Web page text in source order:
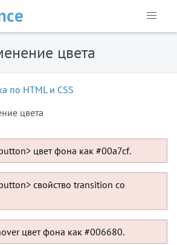
цвета
по HTML и CSS
цвета
цвет фона как #00a7cf.
свойство transition со
цвет фона как #006680.